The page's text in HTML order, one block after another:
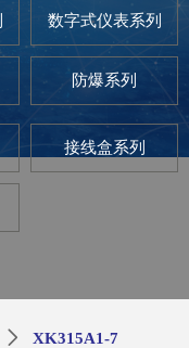
ꄲ XK315A1-7
数字式仪表系列
防爆系列
接线盒系列